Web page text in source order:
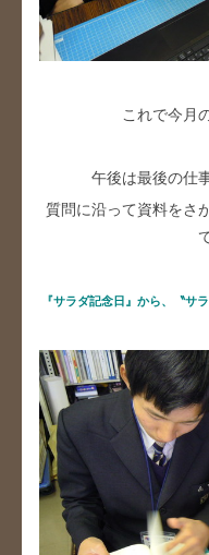
これで今月
午後は最後の仕
質問に沿って資料をさ
『サラダ記念日』から、〝サ